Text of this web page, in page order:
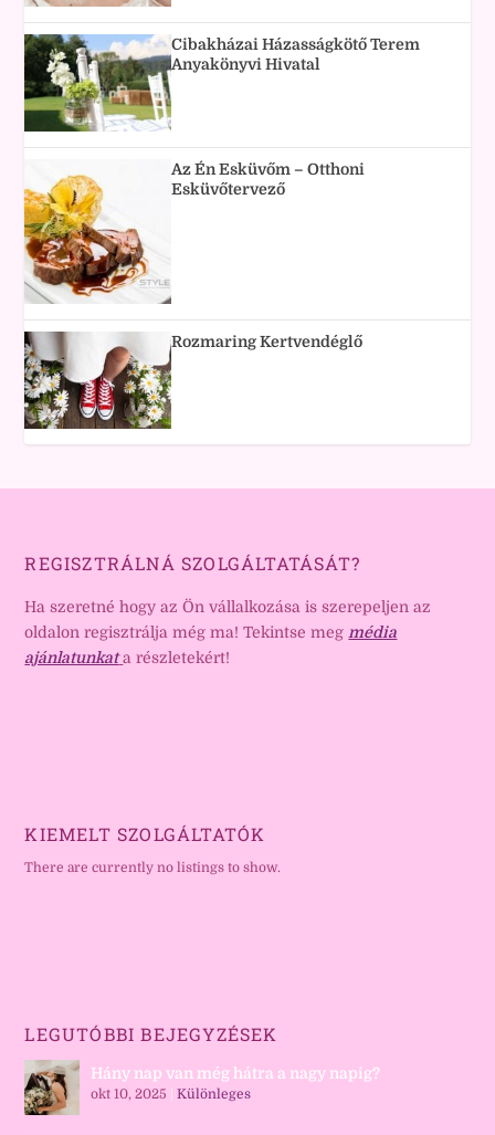
Cibakházai Házasságkötő Terem
Anyakönyvi Hivatal
Az Én Esküvőm – Otthoni
Esküvőtervező
Rozmaring Kertvendéglő
REGISZTRÁLNÁ SZOLGÁLTATÁSÁT?
Ha szeretné hogy az Ön vállalkozása is szerepeljen az
oldalon regisztrálja még ma! Tekintse meg média
ajánlatunkat a részletekért!
KIEMELT SZOLGÁLTATÓK
There are currently no listings to show.
LEGUTÓBBI BEJEGYZÉSEK
Hány nap van még hátra a nagy napig?
okt 10, 2025 |Különleges